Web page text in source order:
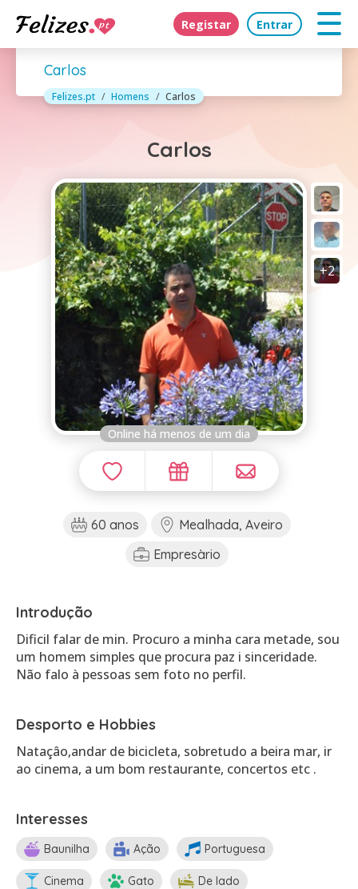
Registar Entrar
Carlos
Felizes.pt Homens Carlos
Carlos
+2
Online há menos de um dia
60 anos
Mealhada, Aveiro
Empresàrio
Introdução
Dificil falar de min. Procuro a minha cara metade, sou
um homem simples que procura paz i sinceridade.
Não falo à pessoas sem foto no perfil.
Desporto e Hobbies
Nataçâo,andar de bicicleta, sobretudo a beira mar, ir
ao cinema, a um bom restaurante, concertos etc .
Interesses
Baunilha Ação Portuguesa
Cinema Gato De lado